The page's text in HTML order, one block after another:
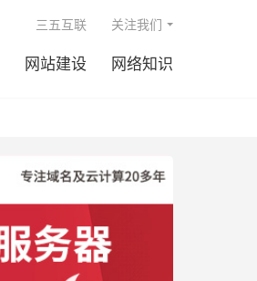
网站建设 网络知识
三五互联 关注我们